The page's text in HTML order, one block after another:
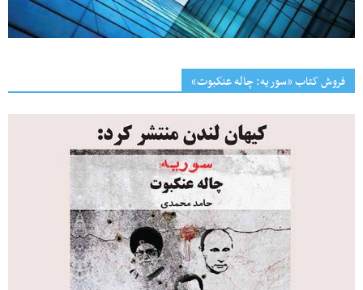
فروش کتاب «سوریه: چاله عنکبوت»